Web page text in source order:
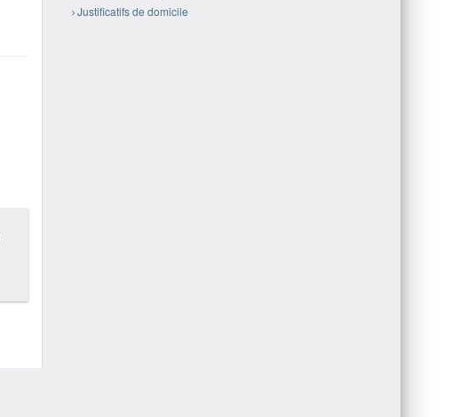
Justificatifs de domicile